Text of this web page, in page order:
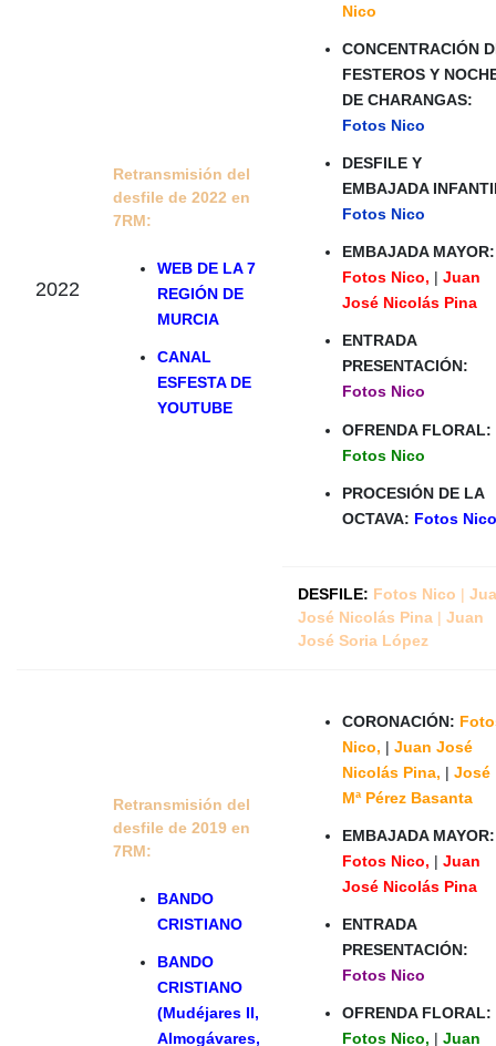
2022
Retransmisión del
desfile de 2022 en
7RM:
WEB DE LA 7
REGIÓN DE
MURCIA
CANAL
ESFESTA DE
YOUTUBE
Nico
CONCENTRACIÓN
FESTEROS Y
DE CHARANGAS:
Fotos Nico
DESFILE Y
EMBAJADA
Fotos Nico
EMBAJADA MAYOR:
Fotos Nico, | Juan
José Nicolás Pina
ENTRADA
PRESENTACIÓN:
Fotos Nico
OFRENDA FLORAL:
Fotos Nico
PROCESIÓN DE LA
OCTAVA: Fotos Nico
DESFILE: Fotos Nico |
José Nicolás Pina | Juan
José Soria López
Retransmisión del
desfile de 2019 en
7RM:
BANDO
CRISTIANO
BANDO
CRISTIANO
(Mudéjares II,
Almogávares,
CORONACIÓN:
Nico, | Juan José
Nicolás Pina, | José
Mª Pérez Basanta
EMBAJADA MAYOR:
Fotos Nico, | Juan
José Nicolás Pina
ENTRADA
PRESENTACIÓN:
Fotos Nico
OFRENDA FLORAL:
Fotos Nico, | Juan